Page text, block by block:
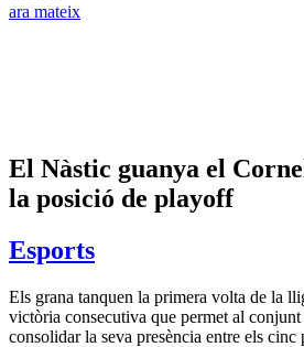
ara mateix
El Nàstic guanya el
la posició de playoff
Esports
Els grana tanquen la primera volta de la
victòria consecutiva que permet al
consolidar la seva presència entre els cinc